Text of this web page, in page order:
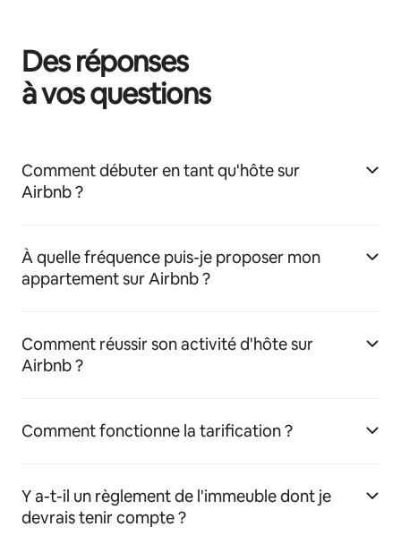
Des réponses
à vos questions
Comment débuter en tant qu'hôte sur
Airbnb ?
À quelle fréquence puis-je proposer mon
appartement sur Airbnb ?
Comment réussir son activité d'hôte sur
Airbnb ?
Comment fonctionne la tarification ?
Y a-t-il un règlement de l'immeuble dont je
devrais tenir compte ?